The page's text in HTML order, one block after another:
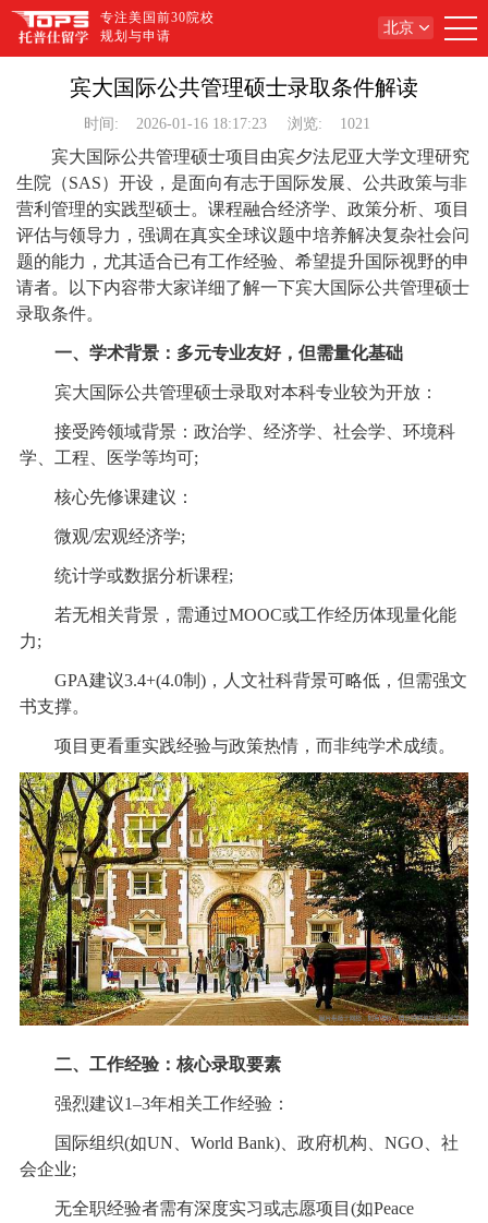
专注美国前30院校
规划与申请
北京
宾大国际公共管理硕士录取条件解读
时间: 2026-01-16 18:17:23 浏览: 1021
宾大国际公共管理硕士项目由宾夕法尼亚大学文理研究
生院（SAS）开设，是面向有志于国际发展、公共政策与非
营利管理的实践型硕士。课程融合经济学、政策分析、项目
评估与领导力，强调在真实全球议题中培养解决复杂社会问
题的能力，尤其适合已有工作经验、希望提升国际视野的申
请者。以下内容带大家详细了解一下宾大国际公共管理硕士
录取条件。
一、学术背景：多元专业友好，但需量化基础
宾大国际公共管理硕士录取对本科专业较为开放：
接受跨领域背景：政治学、经济学、社会学、环境科
学、工程、医学等均可;
核心先修课建议：
微观/宏观经济学;
统计学或数据分析课程;
若无相关背景，需通过MOOC或工作经历体现量化能
力;
GPA建议3.4+(4.0制)，人文社科背景可略低，但需强文
书支撑。
项目更看重实践经验与政策热情，而非纯学术成绩。
二、工作经验：核心录取要素
强烈建议1–3年相关工作经验：
国际组织(如UN、World Bank)、政府机构、NGO、社
会企业;
无全职经验者需有深度实习或志愿项目(如Peace